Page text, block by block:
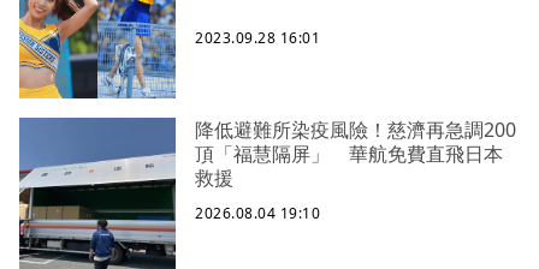
2023.09.28 16:01
降低避難所染疫風險！慈濟再急調200
頂「福慧隔屏」 華航免費直飛日本
救援
2026.08.04 19:10